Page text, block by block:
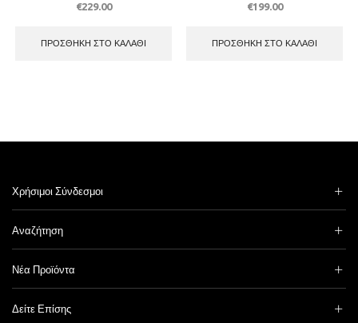
€229.00
ΠΡΟΣΘΉΚΗ ΣΤΟ ΚΑΛΆΘΙ
€199.00
ΠΡΟΣΘΉΚΗ ΣΤΟ ΚΑΛΆΘΙ
Χρήσιμοι Σύνδεσμοι
Αναζήτηση
Νέα Προϊόντα
Δείτε Επίσης